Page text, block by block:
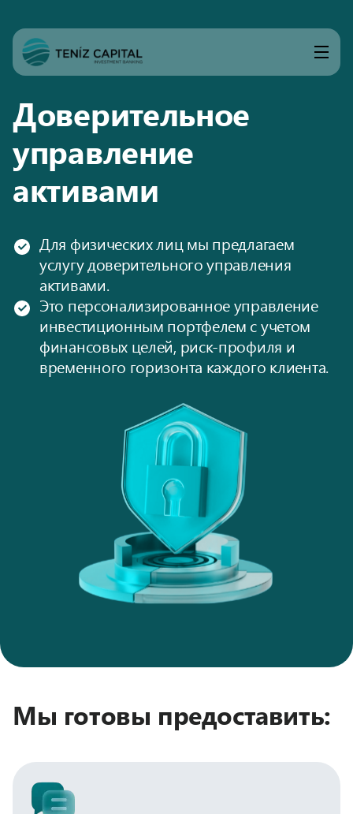
Доверительное
управление
активами
Для физических лиц мы предлагаем
услугу доверительного управления
активами.
Это персонализированное управление
инвестиционным портфелем с учетом
финансовых целей, риск-профиля и
временного горизонта каждого клиента.
Мы готовы предоставить: